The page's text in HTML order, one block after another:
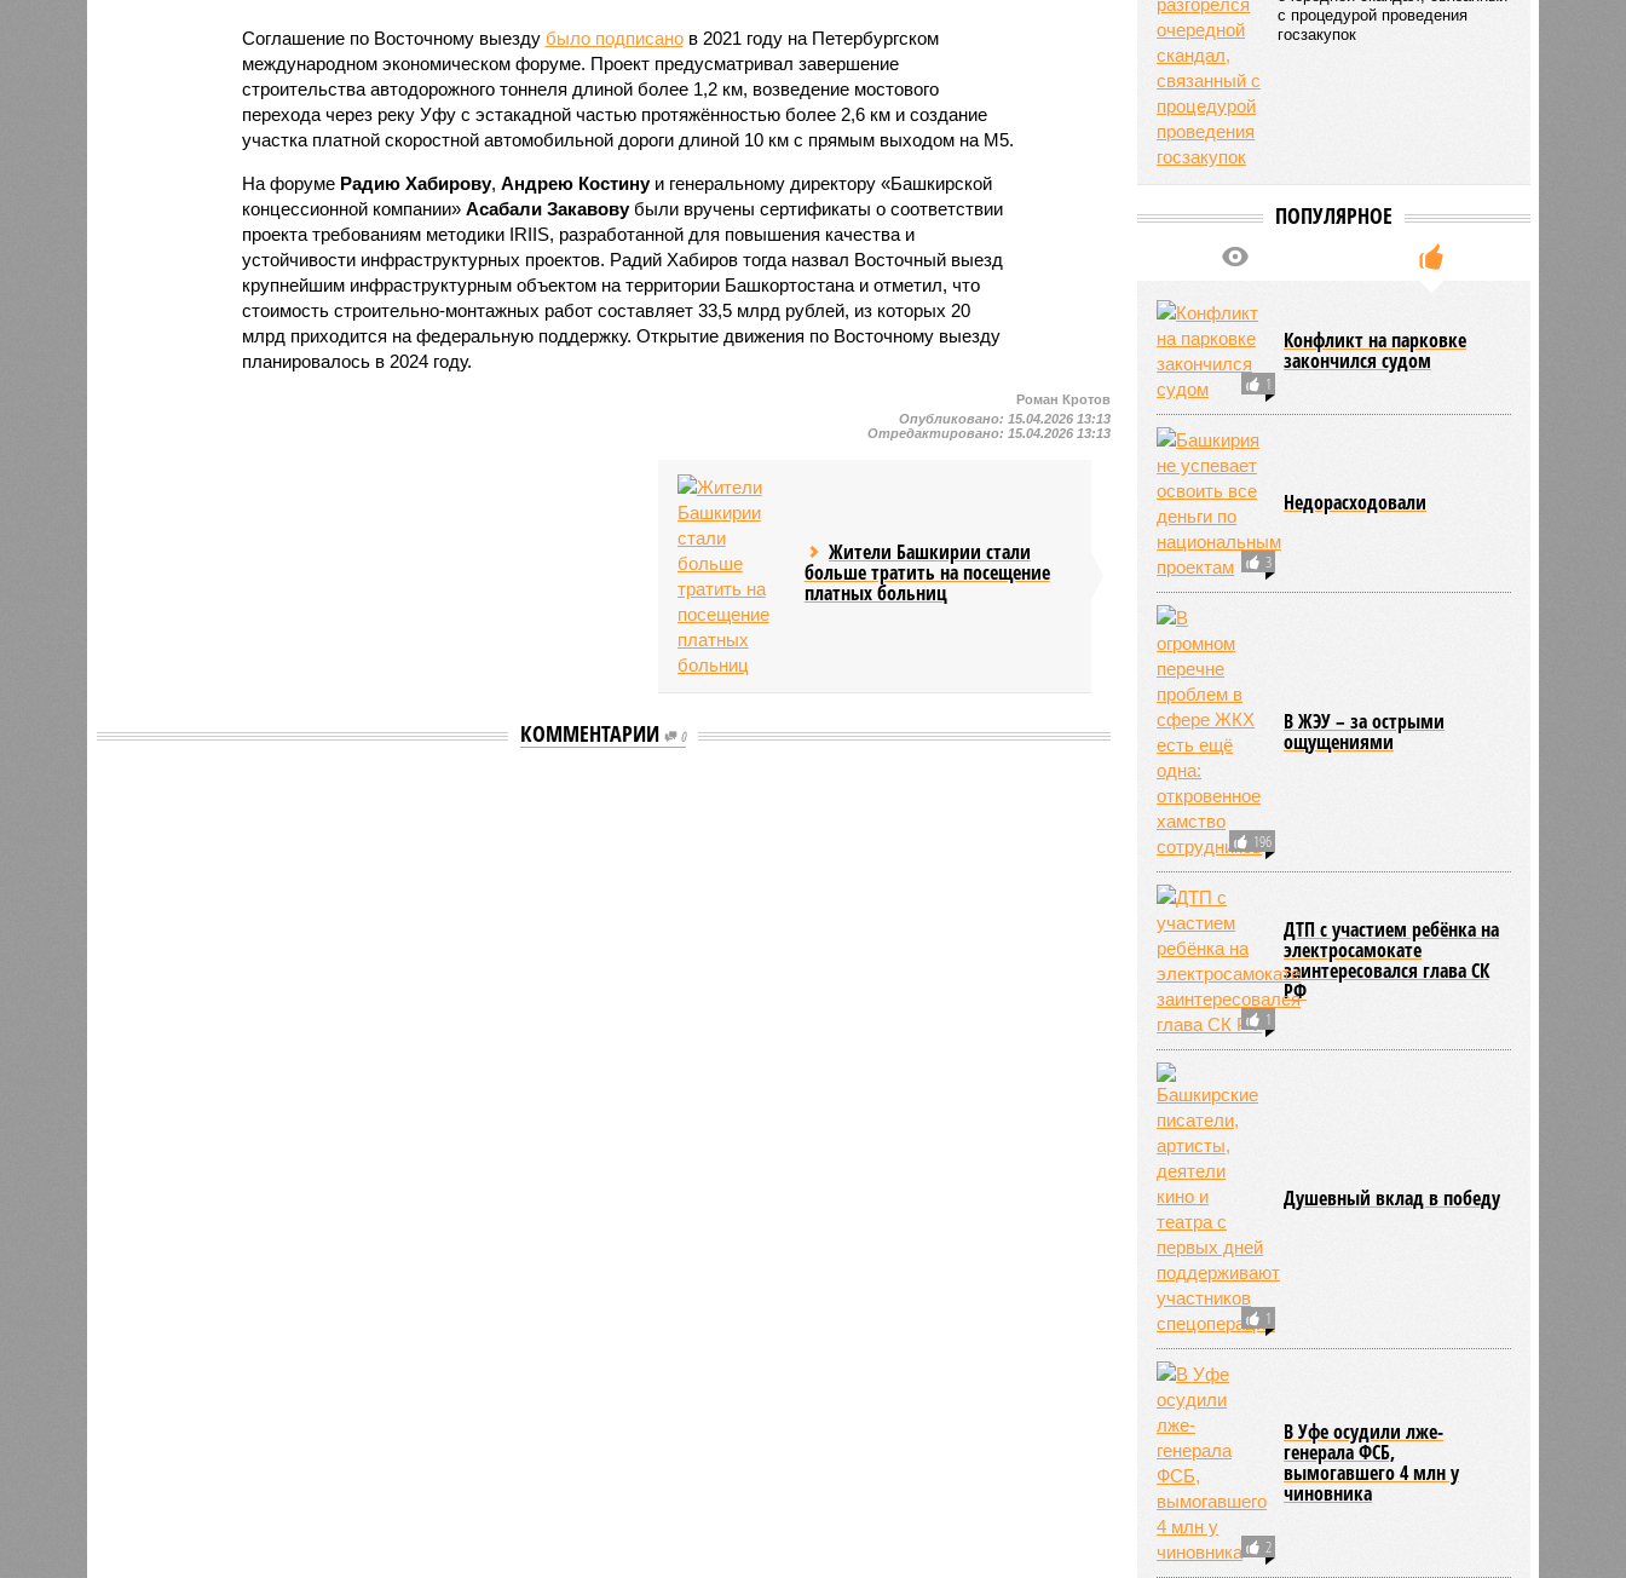
Соглашение по Восточному выезду было подписанов 2021 году на Петербургском
международном экономическом форуме. Проект предусматривал завершение
строительства автодорожного тоннеля длиной более 1,2 км, возведение мостового
перехода через реку Уфу с эстакадной частью протяжённостью более 2,6 км и создание
участка платной скоростной автомобильной дороги длиной 10 км с прямым выходом на М5.
На форуме Радию Хабирову, Андрею Костинуи генеральному директору «Башкирской
концессионной компании» Асабали Закавовубыли вручены сертификаты о соответствии
проекта требованиям методики IRIIS, разработанной для повышения качества и
устойчивости инфраструктурных проектов. Радий Хабиров тогда назвал Восточный выезд
крупнейшим инфраструктурным объектом на территории Башкортостана и отметил, что
стоимость строительно-монтажных работ составляет 33,5 млрд рублей, из которых 20
млрд приходится на федеральную поддержку. Открытие движения по Восточному выезду
планировалось в 2024 году.
Роман Кротов
Опубликовано: 15.04.2026 13:13
Отредактировано: 15.04.2026 13:13
Жители Башкирии стали
больше тратить на посещение
платных больниц
КОММЕНТАРИИ 0
с процедурой проведения
госзакупок
ПОПУЛЯРНОЕ
1
Конфликт на парковке
закончился судом
3
Недорасходовали
196
В ЖЭУ – за острыми
ощущениями
1
ДТП с участием ребёнка на
электросамокате
заинтересовался глава СК
РФ
1
Душевный вклад в победу
2
В Уфе осудили лже-
генерала ФСБ,
вымогавшего 4 млн у
чиновника